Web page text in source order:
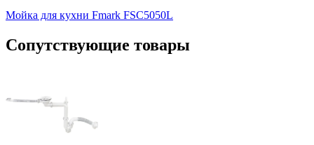
Мойка для кухни Fmark FSC5050L
Сопутствующие товары